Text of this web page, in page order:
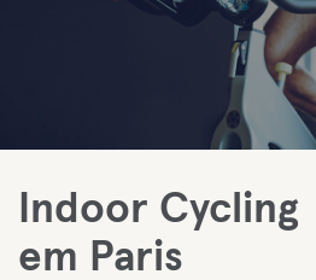
Indoor Cycling
em Paris